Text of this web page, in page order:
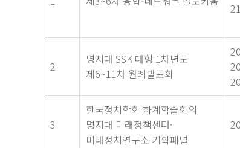
2
명지대 SSK 대형 1차년도
제6~11차 월례발표회
3
한국정치학회 하계학술회의
명지대 미래정책센터·
미래정치연구소 기획패널